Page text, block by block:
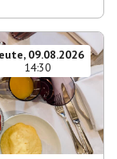
09.08.2026
14:30